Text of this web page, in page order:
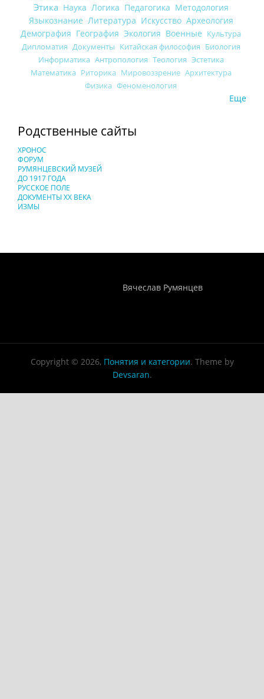
Этика Наука Логика Педагогика Методология
Языкознание Литература Искусство Археология
Демография География Экология Военные Культура
Дипломатия Документы Китайская философия Биология
Информатика Антропология Теология Эстетика
Математика Риторика Мировоззрение Архитектура
Физика Феноменология
Еще
Родственные сайты
ХРОНОС
ФОРУМ
РУМЯНЦЕВСКИЙ МУЗЕЙ
ДО 1917 ГОДА
РУССКОЕ ПОЛЕ
ДОКУМЕНТЫ XX ВЕКА
ИЗМЫ
Вячеслав Румянцев
Copyright © 2026, Понятия и категории. Theme by
Devsaran.